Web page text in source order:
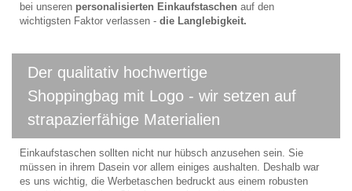
bei unseren personalisierten Einkaufstaschen auf den
wichtigsten Faktor verlassen - die Langlebigkeit.
Der qualitativ hochwertige
Shoppingbag mit Logo - wir setzen auf
strapazierfähige Materialien
Einkaufstaschen sollten nicht nur hübsch anzusehen sein. Sie
müssen in ihrem Dasein vor allem einiges aushalten. Deshalb war
es uns wichtig, die Werbetaschen bedruckt aus einem robusten